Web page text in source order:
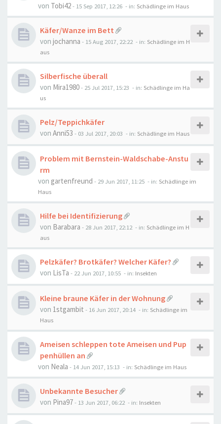
von Tobi42- 15 Sep 2017, 12:26 - in: Schädlinge im Haus
Käfer/Wanze im Bett
von jochanna - 15 Aug 2017, 22:22 - in: Schädlinge im H
aus
Silberfische überall
von Mira1980- 25 Jul 2017, 15:23 - in: Schädlinge im Ha
us
Pelz/Teppichkäfer
von Anni53 - 03 Jul 2017, 20:03 - in: Schädlinge im Haus
Problem mit Bernstein-Waldschabe-Anstu
rm
von gartenfreund - 29 Jun 2017, 11:25 - in: Schädlinge im
Haus
Hilfe bei Identifizierung
von Barabara - 28 Jun 2017, 22:12 - in: Schädlinge im H
aus
Pelzkäfer? Brotkäfer? Welcher Käfer?
von LisTa - 22 Jun 2017, 10:55 - in: Insekten
Kleine braune Käfer in der Wohnung
von 1stgambit - 16 Jun 2017, 20:14 - in: Schädlinge im
Haus
Ameisen schleppen tote Ameisen und Pup
penhüllen an
von Neala - 14 Jun 2017, 15:13 - in: Schädlinge im Haus
Unbekannte Besucher
von Pina97- 13 Jun 2017, 06:22 - in: Insekten